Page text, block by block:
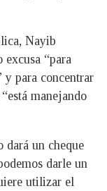
Nayib
“para
y para concentrar
manejando
un cheque
darle un
utilizar el